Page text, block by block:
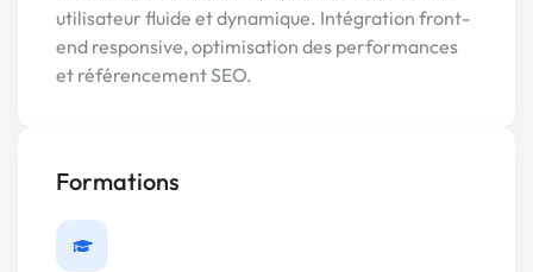
utilisateur fluide et dynamique. Intégration front-
end responsive, optimisation des performances
et référencement SEO.
Formations